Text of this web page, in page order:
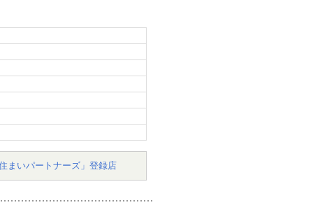
まいパートナーズ」登録店